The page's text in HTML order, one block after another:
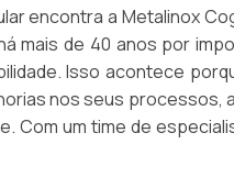
encontra a Metalinox
mais de 40 anos por
Isso acontece
nos seus processos,
Com um time de
sempre um atendimento